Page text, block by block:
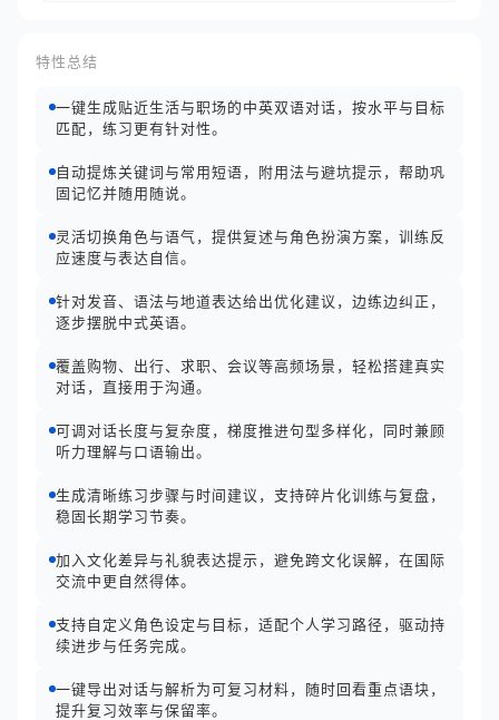
特性总结
一键生成贴近生活与职场的中英双语对话，按水平与目标
匹配，练习更有针对性。
自动提炼关键词与常用短语，附用法与避坑提示，帮助巩
固记忆并随用随说。
灵活切换角色与语气，提供复述与角色扮演方案，训练反
应速度与表达自信。
针对发音、语法与地道表达给出优化建议，边练边纠正，
逐步摆脱中式英语。
覆盖购物、出行、求职、会议等高频场景，轻松搭建真实
对话，直接用于沟通。
可调对话长度与复杂度，梯度推进句型多样化，同时兼顾
听力理解与口语输出。
生成清晰练习步骤与时间建议，支持碎片化训练与复盘，
稳固长期学习节奏。
加入文化差异与礼貌表达提示，避免跨文化误解，在国际
交流中更自然得体。
支持自定义角色设定与目标，适配个人学习路径，驱动持
续进步与任务完成。
一键导出对话与解析为可复习材料，随时回看重点语块，
提升复习效率与保留率。